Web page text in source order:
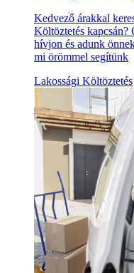
Kedvező árakkal
Költöztetés kapcsán?
hívjon és adunk
mi örömmel segítünk
Lakossági Költöztetés